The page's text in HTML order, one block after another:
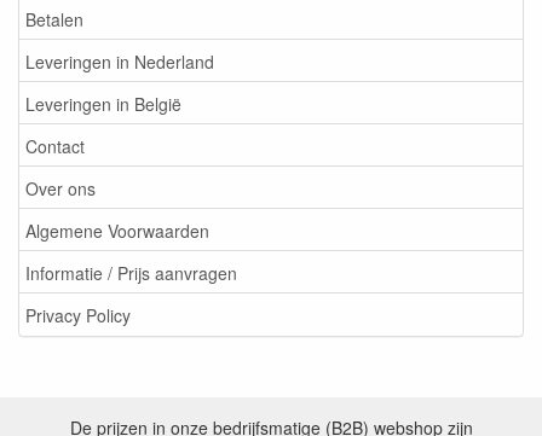
Betalen
Leveringen in Nederland
Leveringen in België
Contact
Over ons
Algemene Voorwaarden
Informatie / Prijs aanvragen
Privacy Policy
De prijzen in onze bedrijfsmatige (B2B) webshop zijn